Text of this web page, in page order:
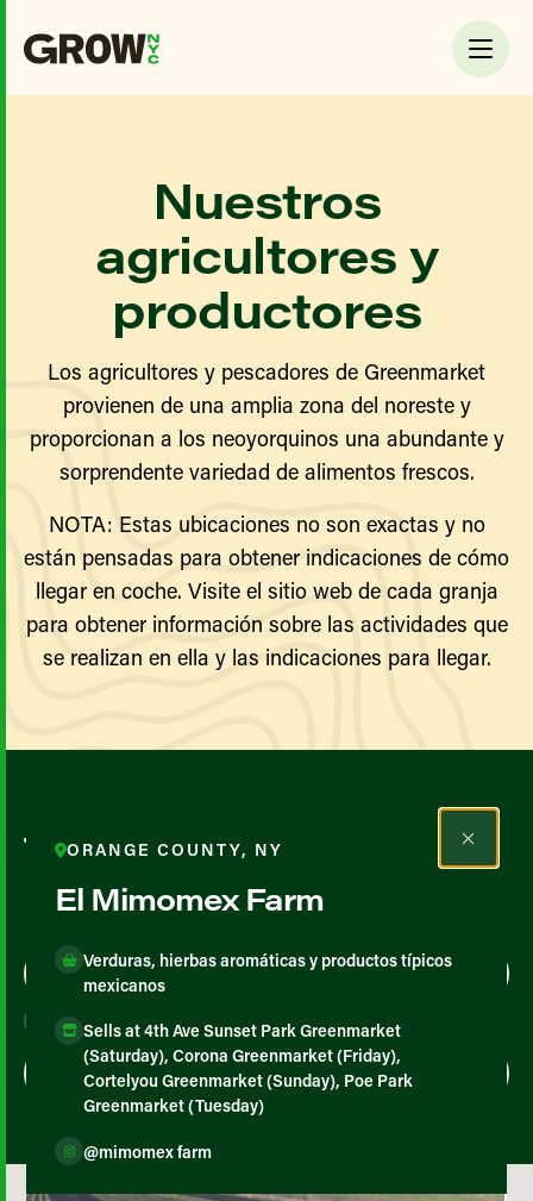
Nuestros
agricultores y
productores
Los agricultores y pescadores de Greenmarket
provienen de una amplia zona del noreste y
proporcionan a los neoyorquinos una abundante y
sorprendente variedad de alimentos frescos.
NOTA: Estas ubicaciones no son exactas y no
están pensadas para obtener indicaciones de cómo
llegar en coche. Visite el sitio web de cada granja
para obtener información sobre las actividades que
se realizan en ella y las indicaciones para llegar.
Todos los agricultores y
productores
Map View List View
ORANGE COUNTY, NY
El Mimomex Farm
Verduras, hierbas aromáticas y productos típicos
mexicanos
Sells at 4th Ave Sunset Park Greenmarket
(Saturday), Corona Greenmarket (Friday),
Cortelyou Greenmarket (Sunday), Poe Park
Greenmarket (Tuesday)
@mimomex farm